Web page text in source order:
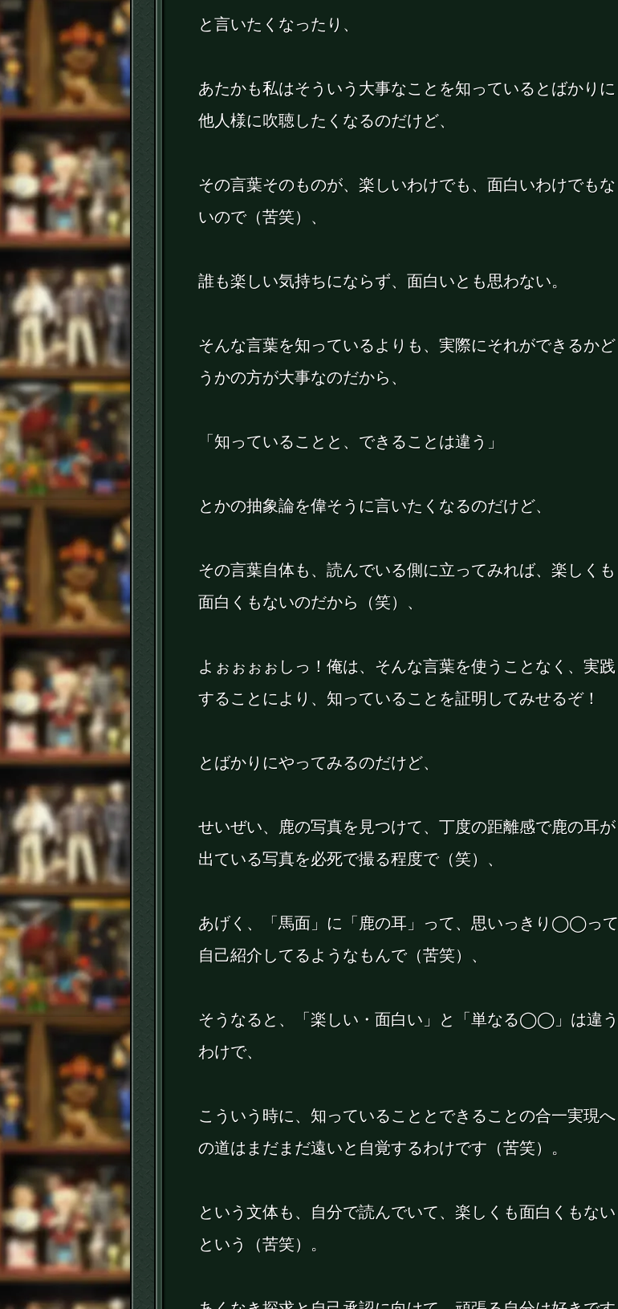
と言いたくなったり、
あたかも私はそういう大事なことを知っているとばかりに
他人様に吹聴したくなるのだけど、
その言葉そのものが、楽しいわけでも、面白いわけでもな
いので（苦笑）、
誰も楽しい気持ちにならず、面白いとも思わない。
そんな言葉を知っているよりも、実際にそれができるかど
うかの方が大事なのだから、
「知っていることと、できることは違う」
とかの抽象論を偉そうに言いたくなるのだけど、
その言葉自体も、読んでいる側に立ってみれば、楽しくも
面白くもないのだから（笑）、
よぉぉぉぉしっ！俺は、そんな言葉を使うことなく、実践
することにより、知っていることを証明してみせるぞ！
とばかりにやってみるのだけど、
せいぜい、鹿の写真を見つけて、丁度の距離感で鹿の耳が
出ている写真を必死で撮る程度で（笑）、
あげく、「馬面」に「鹿の耳」って、思いっきり◯◯って
自己紹介してるようなもんで（苦笑）、
そうなると、「楽しい・面白い」と「単なる◯◯」は違う
わけで、
こういう時に、知っていることとできることの合一実現へ
の道はまだまだ遠いと自覚するわけです（苦笑）。
という文体も、自分で読んでいて、楽しくも面白くもない
という（苦笑）。